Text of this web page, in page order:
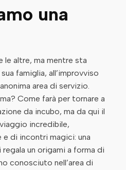
una
le altre, ma mentre sta
famiglia, all’improvviso
area di servizio.
Come farà per tornare a
da incubo, ma da qui il
incredibile,
di incontri magici: una
un origami a forma di
conosciuto nell’area di